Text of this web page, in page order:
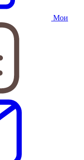
Мои